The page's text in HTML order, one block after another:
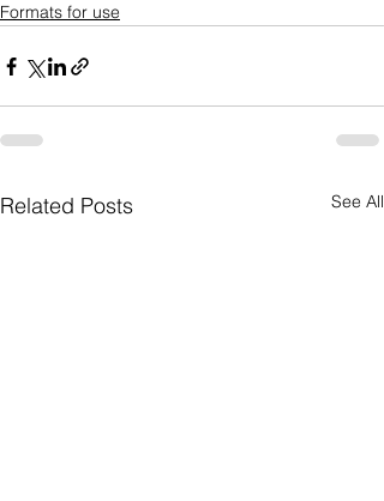
Formats for use
Related Posts See All